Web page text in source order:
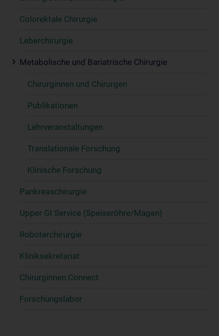
Colorektale Chirurgie
Leberchirurgie
Metabolische und Bariatrische Chirurgie
Chirurginnen und Chirurgen
Publikationen
Lehrveranstaltungen
Translationale Forschung
Klinische Forschung
Pankreaschirurgie
Upper GI Service (Speiseröhre/Magen)
Roboterchirurgie
Kliniksekretariat
Chirurginnen.Connect
Forschungslabor